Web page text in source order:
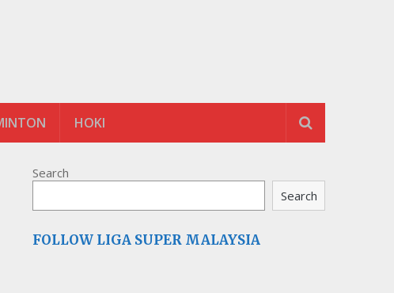
HOKI
Search
Search
FOLLOW LIGA SUPER MALAYSIA